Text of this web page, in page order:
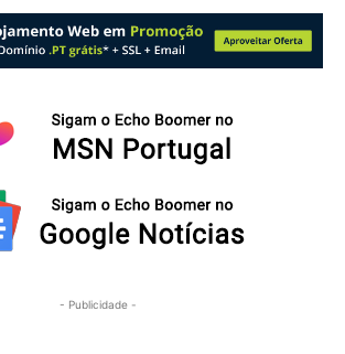
- Publicidade -